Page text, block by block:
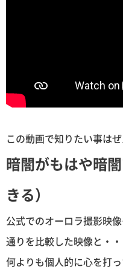
この動画で知りたい事は
暗闇がもはや暗
きる）
公式でのオーロラ撮影映
通りを比較した映像と・・
何よりも個人的に心を打